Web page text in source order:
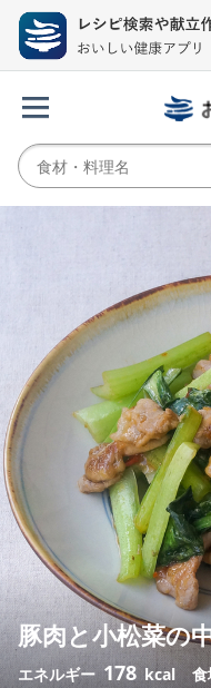
豚肉と小松菜の
エネルギー 178 kcal